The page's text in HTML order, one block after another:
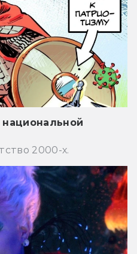
2000-х.